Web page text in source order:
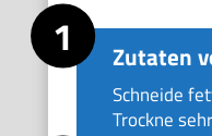
Zutaten
Schneide
Trockne